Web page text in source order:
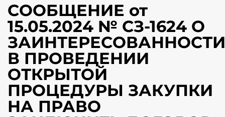
СООБЩЕНИЕ от
15.05.2024 № СЗ-1624 О
ЗАИНТЕРЕСОВАННОСТИ
В ПРОВЕДЕНИИ
ОТКРЫТОЙ
ПРОЦЕДУРЫ ЗАКУПКИ
НА ПРАВО